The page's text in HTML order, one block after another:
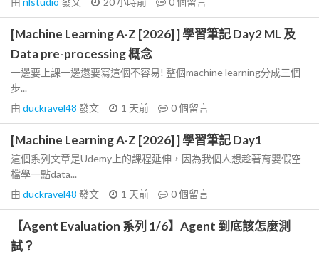
[Machine Learning A-Z [2026] ] 學習筆記 Day2 ML 及
Data pre-processing 概念
一邊要上課一邊還要寫這個不容易! 整個machine learning分成三個
步...
由 duckravel48 發文 1 天前 0個留言
[Machine Learning A-Z [2026] ] 學習筆記 Day1
這個系列文章是Udemy上的課程延伸，因為我個人想趁著育嬰假空
檔學一點data...
由 duckravel48 發文 1 天前 0個留言
【Agent Evaluation 系列 1/6】Agent 到底該怎麼測
試？